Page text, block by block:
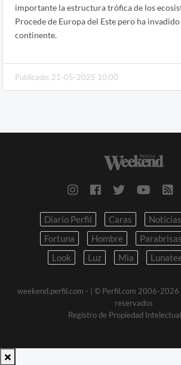
importante la estructura trófica de los
Procede de Europa del Este pero ha
continente.
Publicado: 21-05-2025 10:00
Diario Perfil Caras Noticias
Fortuna
Hombre Parabrisas
Look
Luz Mia
weekend.perfil.com -
| © Perfil.com 2006-2026
reservados
Registro de Propiedad